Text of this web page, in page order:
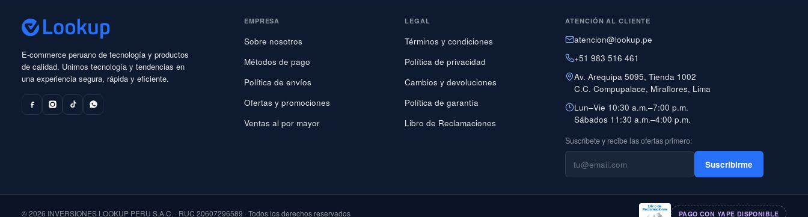
E-commerce peruano de tecnología y productos
de calidad. Unimos tecnología y tendencias en
una experiencia segura, rápida y eficiente.
EMPRESA
Sobre nosotros
Métodos de pago
Política de envíos
Ofertas y promociones
Ventas al por mayor
LEGAL
Términos y condiciones
Política de privacidad
Cambios y devoluciones
Política de garantía
Libro de Reclamaciones
ATENCIÓN AL CLIENTE
atencion@lookup.pe
+51 983 516 461
Av. Arequipa 5095, Tienda 1002
C.C. Compupalace, Miraflores, Lima
Lun–Vie 10:30 a.m.–7:00 p.m.
Sábados 11:30 a.m.–4:00 p.m.
Suscríbete y recibe las ofertas primero:
Suscribirme
© 2026 INVERSIONES LOOKUP PERU S.A.C. · RUC 20607296589 · Todos los derechos reservados PAGO CON YAPE DISPONIBLE